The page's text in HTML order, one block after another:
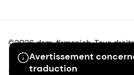
Avertissement
traduction
©2026 dsm-firmenich. Tous
Avis de confidentialité